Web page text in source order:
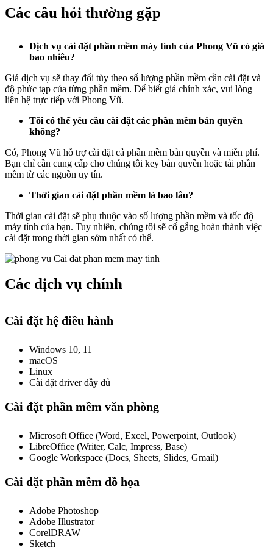
Các câu hỏi thường gặp
Dịch vụ cài đặt phần mềm máy tính của Phong Vũ có giá
bao nhiêu?
Giá dịch vụ sẽ thay đổi tùy theo số lượng phần mềm cần cài đặt và
độ phức tạp của từng phần mềm. Để biết giá chính xác, vui lòng
liên hệ trực tiếp với Phong Vũ.
Tôi có thể yêu cầu cài đặt các phần mềm bản quyền
không?
Có, Phong Vũ hỗ trợ cài đặt cả phần mềm bản quyền và miễn phí.
Bạn chỉ cần cung cấp cho chúng tôi key bản quyền hoặc tải phần
mềm từ các nguồn uy tín.
Thời gian cài đặt phần mềm là bao lâu?
Thời gian cài đặt sẽ phụ thuộc vào số lượng phần mềm và tốc độ
máy tính của bạn. Tuy nhiên, chúng tôi sẽ cố gắng hoàn thành việc
cài đặt trong thời gian sớm nhất có thể.
Các dịch vụ chính
Cài đặt hệ điều hành
Windows 10, 11
macOS
Linux
Cài đặt driver đầy đủ
Cài đặt phần mềm văn phòng
Microsoft Office (Word, Excel, Powerpoint, Outlook)
LibreOffice (Writer, Calc, Impress, Base)
Google Workspace (Docs, Sheets, Slides, Gmail)
Cài đặt phần mềm đồ họa
Adobe Photoshop
Adobe Illustrator
CorelDRAW
Sketch